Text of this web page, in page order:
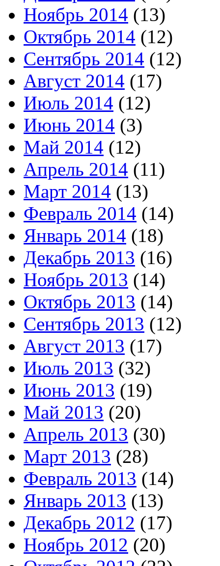
Ноябрь 2014 (13)
Октябрь 2014 (12)
Сентябрь 2014 (12)
Август 2014 (17)
Июль 2014 (12)
Июнь 2014 (3)
Май 2014 (12)
Апрель 2014 (11)
Март 2014 (13)
Февраль 2014 (14)
Январь 2014 (18)
Декабрь 2013 (16)
Ноябрь 2013 (14)
Октябрь 2013 (14)
Сентябрь 2013 (12)
Август 2013 (17)
Июль 2013 (32)
Июнь 2013 (19)
Май 2013 (20)
Апрель 2013 (30)
Март 2013 (28)
Февраль 2013 (14)
Январь 2013 (13)
Декабрь 2012 (17)
Ноябрь 2012 (20)